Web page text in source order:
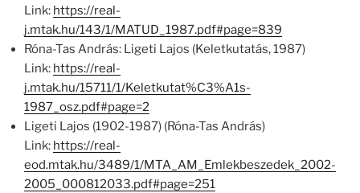
Link: https://real-
j.mtak.hu/143/1/MATUD_1987.pdf#page=839
Róna-Tas András: Ligeti Lajos (Keletkutatás, 1987)
Link: https://real-
j.mtak.hu/15711/1/Keletkutat%C3%A1s-
1987_osz.pdf#page=2
Ligeti Lajos (1902-1987) (Róna-Tas András)
Link: https://real-
eod.mtak.hu/3489/1/MTA_AM_Emlekbeszedek_2002-
2005_000812033.pdf#page=251